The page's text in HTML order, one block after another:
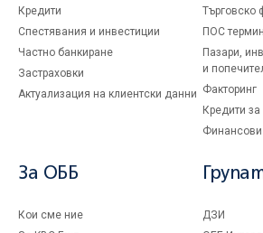
Кредити
Спестявания и инвестиции
Частно банкиране
Застраховки
Актуализация на клиентски данни
Търговско
ПОС
Пазари,
и
Факторинг
Кредити
Финансови
За ОББ
Кои сме ние
ДЗИ